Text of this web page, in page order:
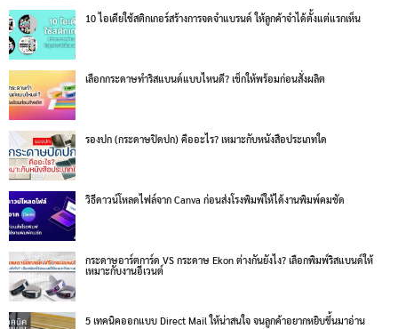
10 ไอเดียใช้สติกเกอร์สร้างการจดจำแบรนด์ ให้ลูกค้าจำได้ตั้งแต่แรกเห็น
เลือกกระดาษทำริสแบนด์แบบไหนดี? เช็กให้พร้อมก่อนสั่งผลิต
รองปก (กระดาษปิดปก) คืออะไร? เหมาะกับหนังสือประเภทใด
วิธีดาวน์โหลดไฟล์จาก Canva ก่อนส่งโรงพิมพ์ให้ได้งานพิมพ์คมชัด
กระดาษอาร์ตการ์ด VS กระดาษ Ekon ต่างกันยังไง? เลือกพิมพ์ริสแบนด์ให้
เหมาะกับงานอีเวนต์
5 เทคนิคออกแบบ Direct Mail ให้น่าสนใจ จนลูกค้าอยากหยิบขึ้นมาอ่าน